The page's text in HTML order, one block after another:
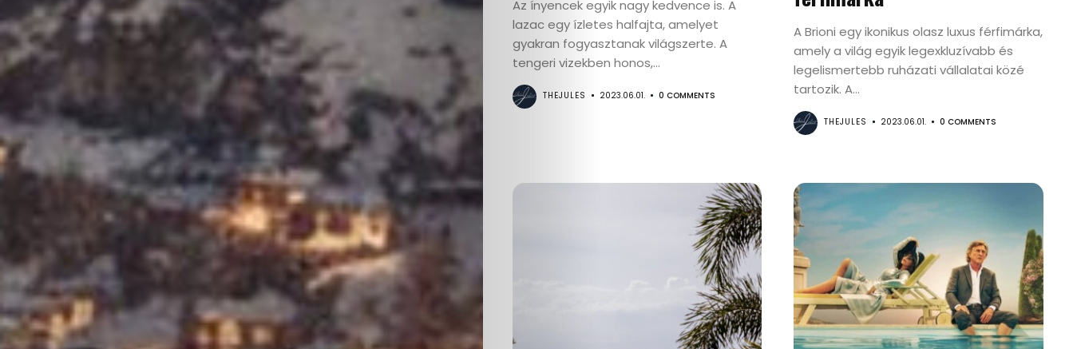
Az ínyencek egyik nagy kedvence is. A
lazac egy ízletes halfajta, amelyet
gyakran fogyasztanak világszerte. A
tengeri vizekben honos,...
THEJULES 2023.06.01. 0 COMMENTS
A Brioni egy ikonikus olasz luxus férfimárka,
amely a világ egyik legexkluzívabb és
legelismertebb ruházati vállalatai közé
tartozik. A...
THEJULES 2023.06.01. 0 COMMENTS